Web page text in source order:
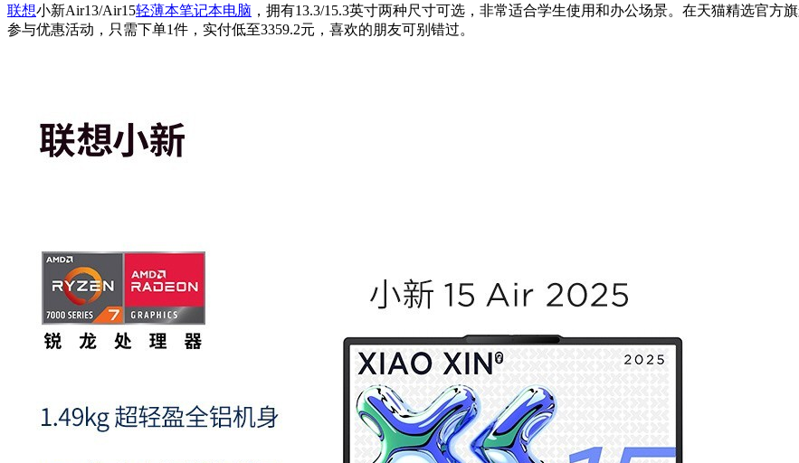
联想小新Air13/Air15轻薄本笔记本电脑 ，拥有13.3/15.3英寸两种尺寸可选，非常适合学生使用和办公场景。在天猫精选官方
参与优惠活动，只需下单1件，实付低至3359.2元，喜欢的朋友可别错过。